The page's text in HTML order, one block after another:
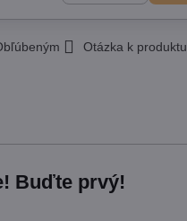
Otázka k produktu
Buďte prvý!